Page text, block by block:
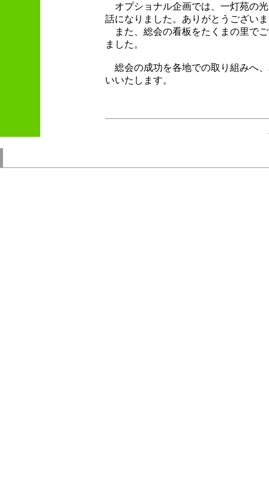
オプショナル企画では、一灯苑の
話になりました。ありがとうござい
また、総会の看板をたくまの里で
ました。
総会の成功を各地での取り組みへ
いいたします。